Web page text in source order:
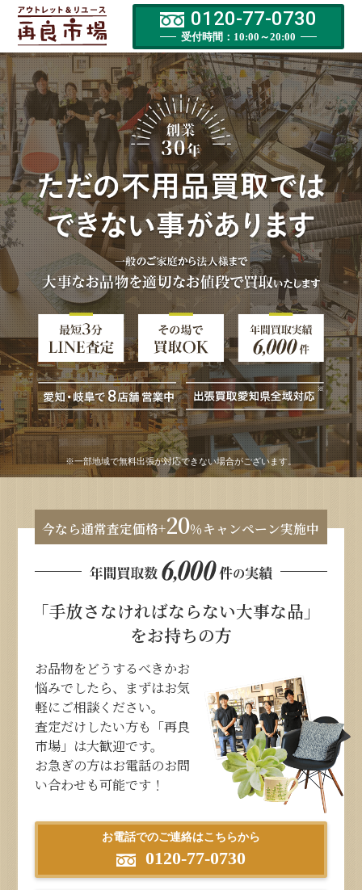
0120-77-0730
受付時間：10:00～20:00
※一部地域で無料出張が対応できない場合がございます。
今なら通常査定価格+20％キャンペーン実施中
「手放さなければならない大事な品」
をお持ちの方
お品物をどうするべきかお
悩みでしたら、まずはお気
軽にご相談ください。
査定だけしたい方も「再良
市場」は大歓迎です。
お急ぎの方はお電話のお問
い合わせも可能です！
お電話でのご連絡はこちらから
0120-77-0730